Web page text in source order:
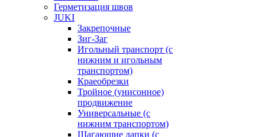
Герметизация швов
JUKI
Закрепочные
Зиг-Заг
Игольный транспорт (с
нижним и игольным
транспортом)
Краеобрезки
Тройное (унисонное)
продвижение
Универсальные (с
нижним транспортом)
Шагающие лапки (с